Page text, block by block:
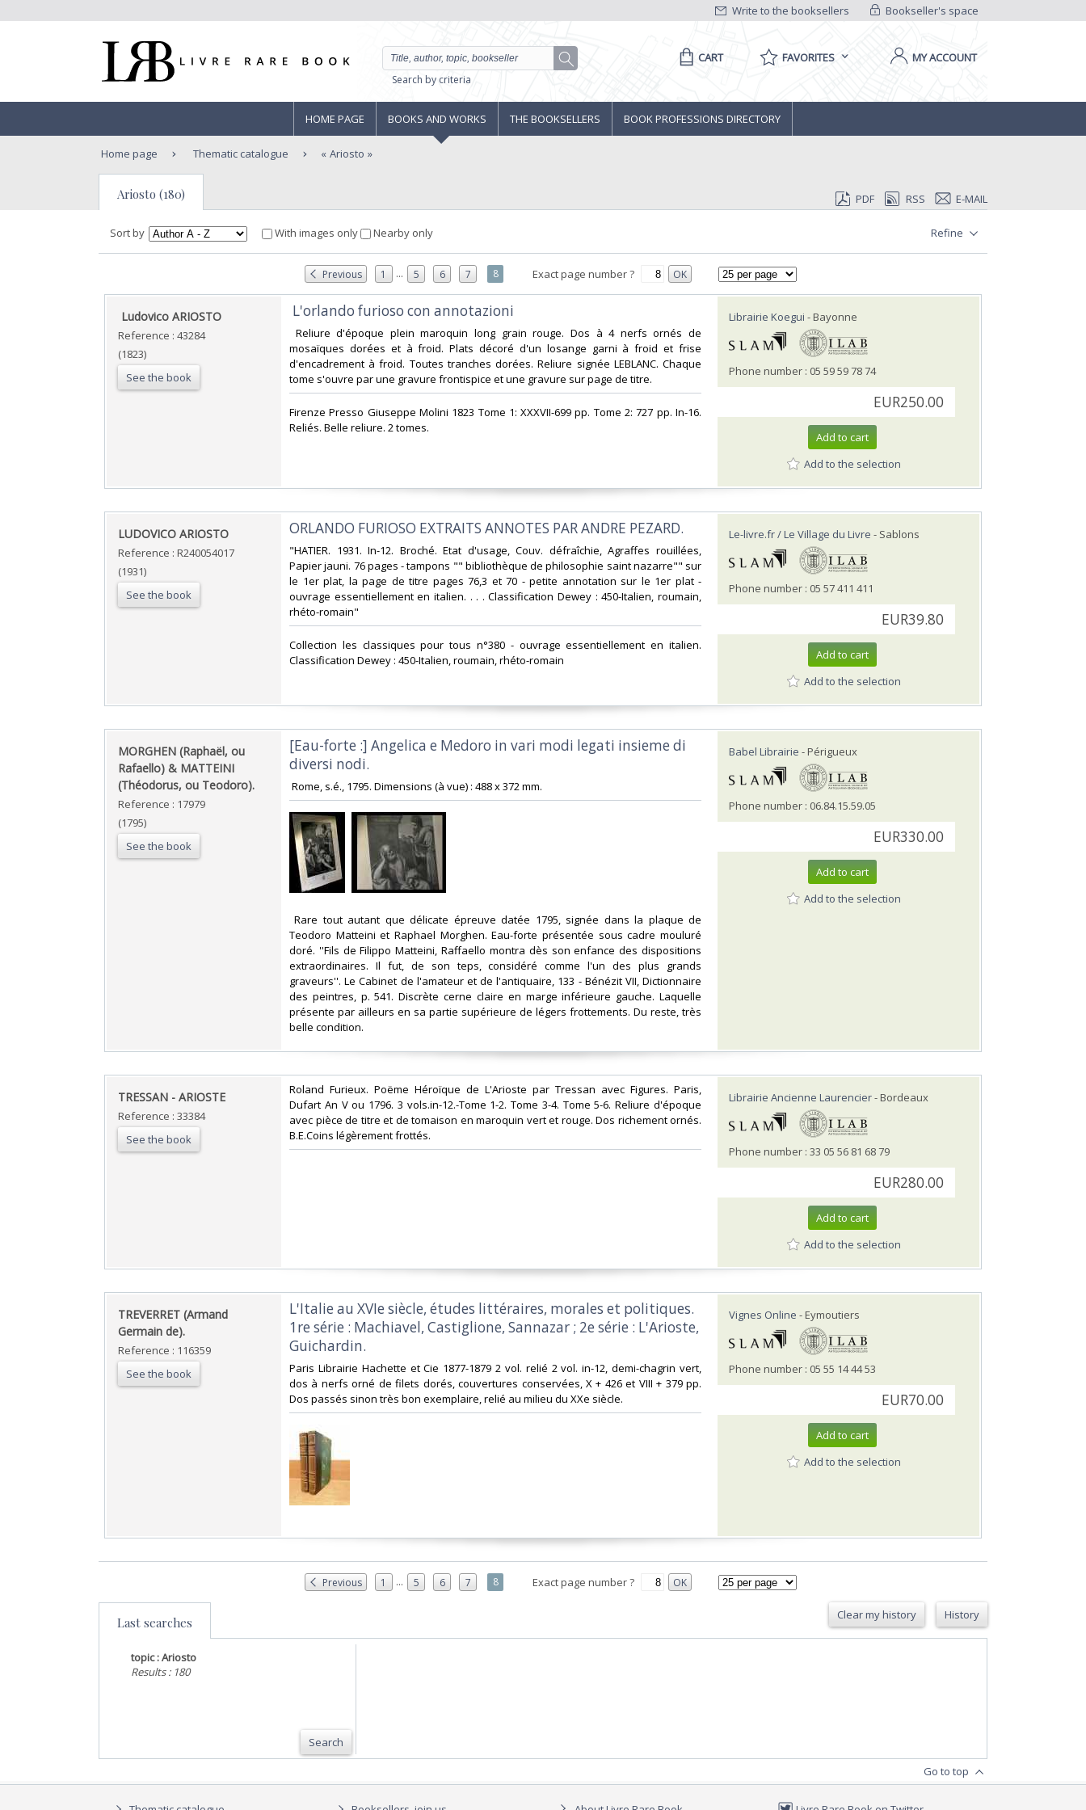
Bookseller's space
Write to the booksellers
Search by criteria
CART FAVORITES MY ACCOUNT
HOME PAGE BOOKS AND WORKS THE BOOKSELLERS BOOK PROFESSIONS DIRECTORY
Home page Thematic catalogue Ariosto
Ariosto (180) PDF RSS E-MAIL
Sort by With images only Nearby only Refine
Previous 1 ... 5 6 7 8 Exact page number ? OK
‎ Ludovico ARIOSTO ‎
Reference : 43284
(1823)
See the book
‎ L'orlando furioso con annotazioni ‎
‎ Reliure d'époque plein maroquin long grain rouge. Dos à 4 nerfs ornés de
mosaïques dorées et à froid. Plats décoré d'un losange garni à froid et frise
d'encadrement à froid. Toutes tranches dorées. Reliure signée LEBLANC. Chaque
tome s'ouvre par une gravure frontispice et une gravure sur page de titre. ‎
‎Firenze Presso Giuseppe Molini 1823 Tome 1: XXXVII-699 pp. Tome 2: 727 pp. In-16.
Reliés. Belle reliure. 2 tomes. ‎
Librairie Koegui - Bayonne
Phone number : 05 59 59 78 74
EUR250.00
Add to cart
Add to the selection
‎LUDOVICO ARIOSTO‎
Reference : R240054017
(1931)
See the book
‎ORLANDO FURIOSO EXTRAITS ANNOTES PAR ANDRE PEZARD.‎
‎"HATIER. 1931. In-12. Broché. Etat d'usage, Couv. défraîchie, Agraffes rouillées,
Papier jauni. 76 pages - tampons "" bibliothèque de philosophie saint nazarre"" sur
le 1er plat, la page de titre pages 76,3 et 70 - petite annotation sur le 1er plat -
ouvrage essentiellement en italien. . . . Classification Dewey : 450-Italien, roumain,
rhéto-romain"‎
‎Collection les classiques pour tous n°380 - ouvrage essentiellement en italien.
Classification Dewey : 450-Italien, roumain, rhéto-romain‎
Le-livre.fr / Le Village du Livre - Sablons
Phone number : 05 57 411 411
EUR39.80
Add to cart
Add to the selection
‎MORGHEN (Raphaël, ou
Rafaello) & MATTEINI
(Théodorus, ou Teodoro).‎
Reference : 17979
(1795)
See the book
‎[Eau-forte :] Angelica e Medoro in vari modi legati insieme di
diversi nodi.‎
‎ Rome, s.é., 1795. Dimensions (à vue) : 488 x 372 mm.‎
‎ Rare tout autant que délicate épreuve datée 1795, signée dans la plaque de
Teodoro Matteini et Raphael Morghen. Eau-forte présentée sous cadre mouluré
doré. ''Fils de Filippo Matteini, Raffaello montra dès son enfance des dispositions
extraordinaires. Il fut, de son teps, considéré comme l'un des plus grands
graveurs''. Le Cabinet de l'amateur et de l'antiquaire, 133 - Bénézit VII, Dictionnaire
des peintres, p. 541. Discrète cerne claire en marge inférieure gauche. Laquelle
présente par ailleurs en sa partie supérieure de légers frottements. Du reste, très
belle condition. ‎
Babel Librairie - Périgueux
Phone number : 06.84.15.59.05
EUR330.00
Add to cart
Add to the selection
‎TRESSAN - ARIOSTE‎
Reference : 33384
See the book
‎Roland Furieux. Poëme Héroïque de L'Arioste par Tressan avec Figures. Paris,
Dufart An V ou 1796. 3 vols.in-12.-Tome 1-2. Tome 3-4. Tome 5-6. Reliure d'époque
avec pièce de titre et de tomaison en maroquin vert et rouge. Dos richement ornés.
B.E.Coins légèrement frottés.‎
Librairie Ancienne Laurencier- Bordeaux
Phone number : 33 05 56 81 68 79
EUR280.00
Add to cart
Add to the selection
‎TREVERRET (Armand
Germain de).‎
Reference : 116359
See the book
‎L'Italie au XVIe siècle, études littéraires, morales et politiques.
1re série : Machiavel, Castiglione, Sannazar ; 2e série : L'Arioste,
Guichardin.‎
‎Paris Librairie Hachette et Cie 1877-1879 2 vol. relié 2 vol. in-12, demi-chagrin vert,
dos à nerfs orné de filets dorés, couvertures conservées, X + 426 et VIII + 379 pp.
Dos passés sinon très bon exemplaire, relié au milieu du XXe siècle.‎
Vignes Online - Eymoutiers
Phone number : 05 55 14 44 53
EUR70.00
Add to cart
Add to the selection
Previous 1 ... 5 6 7 8 Exact page number ? OK
Last searches Clear my history History
topic : Ariosto
Results : 180
Search
Go to top